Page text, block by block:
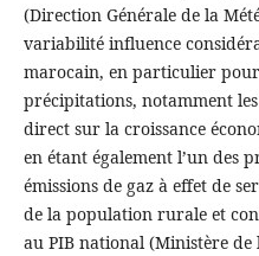
(Direction Générale de la
variabilité influence
marocain, en particulier
précipitations, notamment
direct sur la croissance
en étant également l’un des
émissions de gaz à effet de
de la population rurale et
au PIB national (Ministère de